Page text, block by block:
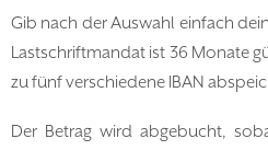
Gib nach der Auswahl einfach
Lastschriftmandat ist 36 Monate
zu fünf verschiedene IBAN
Der Betrag wird abgebucht,